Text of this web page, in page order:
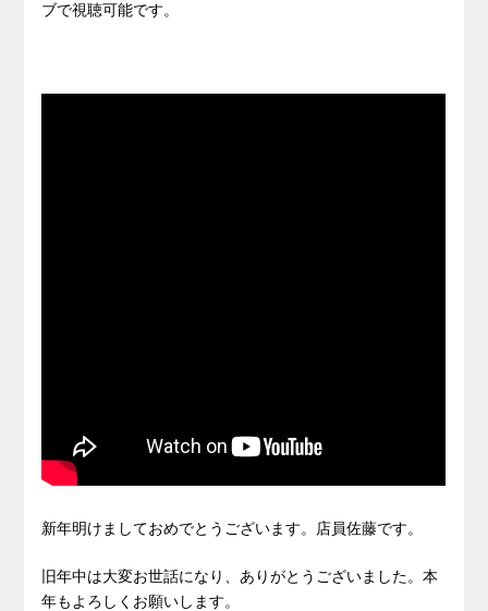
ブで視聴可能です。
新年明けましておめでとうございます。店員佐藤です。
旧年中は大変お世話になり、ありがとうございました。本
年もよろしくお願いします。